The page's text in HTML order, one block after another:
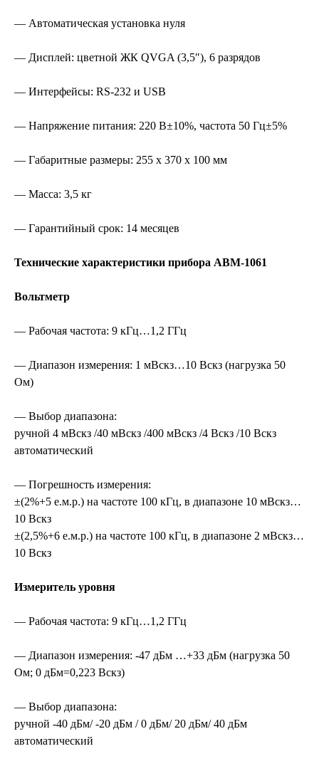
— Автоматическая установка нуля
— Дисплей: цветной ЖК QVGA (3,5″), 6 разрядов
— Интерфейсы: RS-232 и USB
— Напряжение питания: 220 В±10%, частота 50 Гц±5%
— Габаритные размеры: 255 x 370 x 100 мм
— Масса: 3,5 кг
— Гарантийный срок: 14 месяцев
Технические характеристики прибора АВМ-1061
Вольтметр
— Рабочая частота: 9 кГц…1,2 ГГц
— Диапазон измерения: 1 мВскз…10 Вскз (нагрузка 50
Ом)
— Выбор диапазона:
ручной 4 мВскз /40 мВскз /400 мВскз /4 Вскз /10 Вскз
автоматический
— Погрешность измерения:
±(2%+5 е.м.р.) на частоте 100 кГц, в диапазоне 10 мВскз…
10 Вскз
±(2,5%+6 е.м.р.) на частоте 100 кГц, в диапазоне 2 мВскз…
10 Вскз
Измеритель уровня
— Рабочая частота: 9 кГц…1,2 ГГц
— Диапазон измерения: -47 дБм …+33 дБм (нагрузка 50
Ом; 0 дБм=0,223 Вскз)
— Выбор диапазона:
ручной -40 дБм/ -20 дБм / 0 дБм/ 20 дБм/ 40 дБм
автоматический